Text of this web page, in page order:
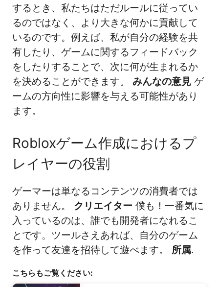
するとき、私たちはただルールに従ってい
るのではなく、より大きな何かに貢献して
いるのです。例えば、私が自分の経験を共
有したり、ゲームに関するフィードバック
をしたりすることで、次に何が生まれるか
を決めることができます。 みんなの意見 ゲ
ームの方向性に影響を与える可能性があり
ます。
Robloxゲーム作成におけるプ
レイヤーの役割
ゲーマーは単なるコンテンツの消費者では
ありません。 クリエイター 僕も！一番気に
入っているのは、誰でも開発者になれるこ
とです。ツールさえあれば、自分のゲーム
を作って友達を招待して遊べます。 所属.
こちらもご覧ください: